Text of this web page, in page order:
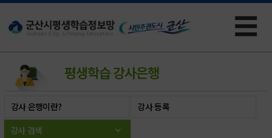
×
☰
평생학습강사은행
강사 은행이란?
강사 등록
강사 검색